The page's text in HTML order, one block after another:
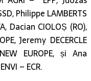
Philippe LAMBERTS
Dacian CIOLOȘ (RO),
Jeremy DECERCLE
EUROPE, și Ana
– ECR.